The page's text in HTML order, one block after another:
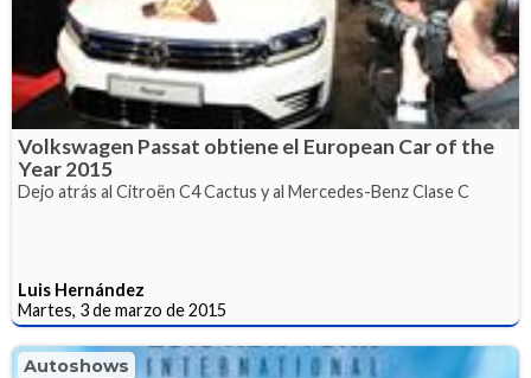
Volkswagen Passat obtiene el European Car of the
Year 2015
Dejo atrás al Citroën C4 Cactus y al Mercedes-Benz Clase C
Luis Hernández
Martes, 3 de marzo de 2015
Autoshows